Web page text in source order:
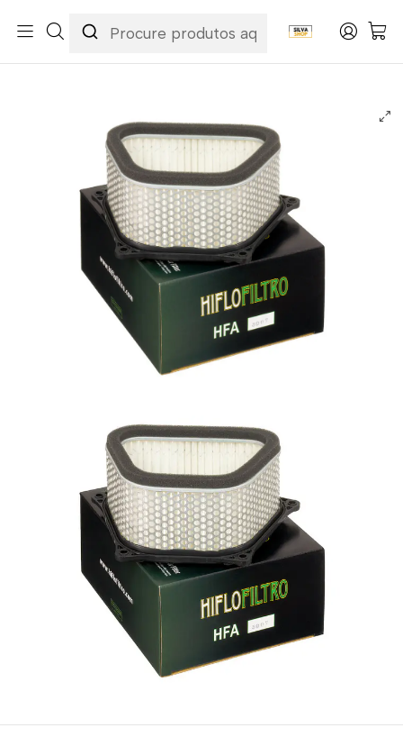
Manutenção & Consumíveis
Filtros Filtros Ar
Hiflofiltro
Filtro Ar Hiflofiltro - HFA3907 Suzuki GSX1300R Hayabusa